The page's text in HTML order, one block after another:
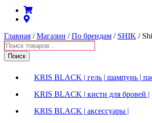
Главная /Магазин /По брендам / SHIK /
Поиск
товаров
Поиск
KRIS BLACK | гель | шампунь |
KRIS BLACK | кисти для бровей |
KRIS BLACK | аксессуары |